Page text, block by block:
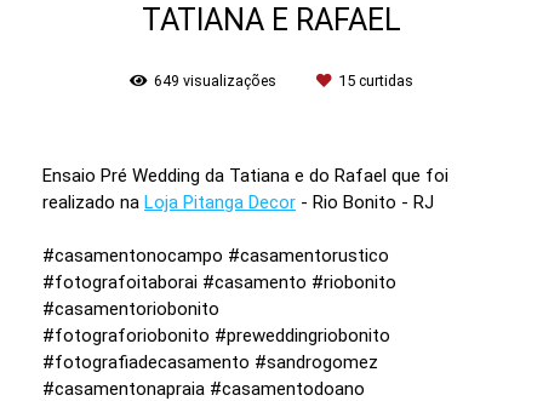
TATIANA E RAFAEL
649 visualizações 15 curtidas
Ensaio Pré Wedding da Tatiana e do Rafael que foi
realizado na Loja Pitanga Decor - Rio Bonito - RJ
#casamentonocampo #casamentorustico
#fotografoitaborai #casamento #riobonito
#casamentoriobonito
#fotograforiobonito #preweddingriobonito
#fotografiadecasamento #sandrogomez
#casamentonapraia #casamentodoano